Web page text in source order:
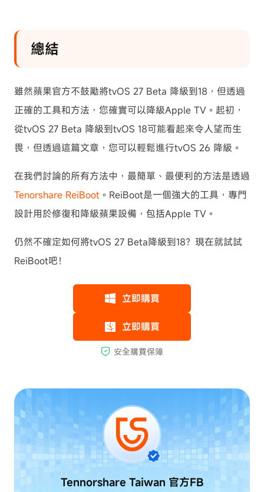
總結
雖然蘋果官方不鼓勵將tvOS 27 Beta 降級到18，但透過
正確的工具和方法，您確實可以降級Apple TV。起初，
從tvOS 27 Beta 降級到tvOS 18可能看起來令人望而生
畏，但透過這篇文章，您可以輕鬆進行tvOS 26 降級。
在我們討論的所有方法中，最簡單、最便利的方法是透過
Tenorshare ReiBoot 。ReiBoot是一個強大的工具，專門
設計用於修復和降級蘋果設備，包括Apple TV。
仍然不確定如何將tvOS 27 Beta降級到18？現在就試試
ReiBoot吧！
Tennorshare Taiwan 官方FB